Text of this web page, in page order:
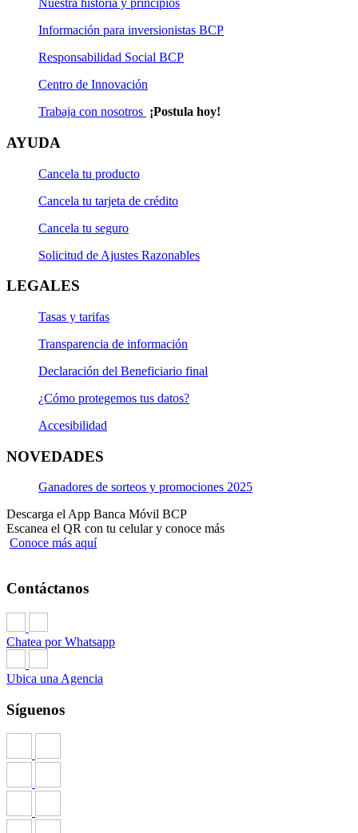
Nuestra historia y principios
Información para inversionistas BCP
Responsabilidad Social BCP
Centro de Innovación
Trabaja con nosotros ¡Postula hoy!
AYUDA
Cancela tu producto
Cancela tu tarjeta de crédito
Cancela tu seguro
Solicitud de Ajustes Razonables
LEGALES
Tasas y tarifas
Transparencia de información
Declaración del Beneficiario final
¿Cómo protegemos tus datos?
Accesibilidad
NOVEDADES
Ganadores de sorteos y promociones 2025
Descarga el App Banca Móvil BCP
Escanea el QR con tu celular y conoce más
Conoce más aquí
Contáctanos
Chatea por Whatsapp
Ubica una Agencia
Síguenos